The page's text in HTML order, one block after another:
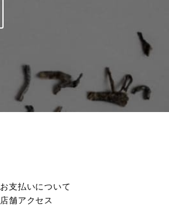
お支払いについて
店舗アクセス